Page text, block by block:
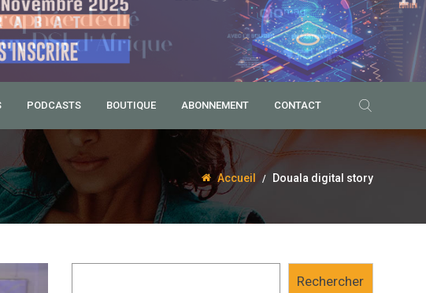
PODCASTS BOUTIQUE ABONNEMENT CONTACT
Accueil Douala digital story
Rechercher